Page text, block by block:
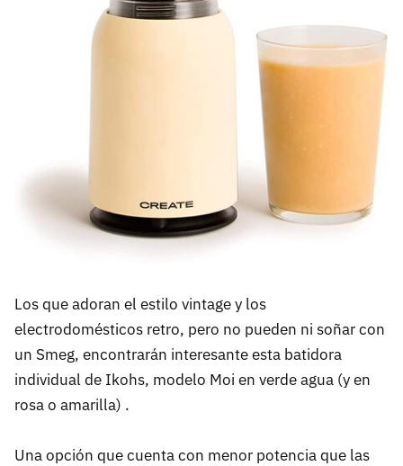
Los que adoran el estilo vintage y los
electrodomésticos retro, pero no pueden ni soñar con
un Smeg, encontrarán interesante esta batidora
individual de Ikohs, modelo Moi en verde agua (y en
rosa o amarilla) .
Una opción que cuenta con menor potencia que las